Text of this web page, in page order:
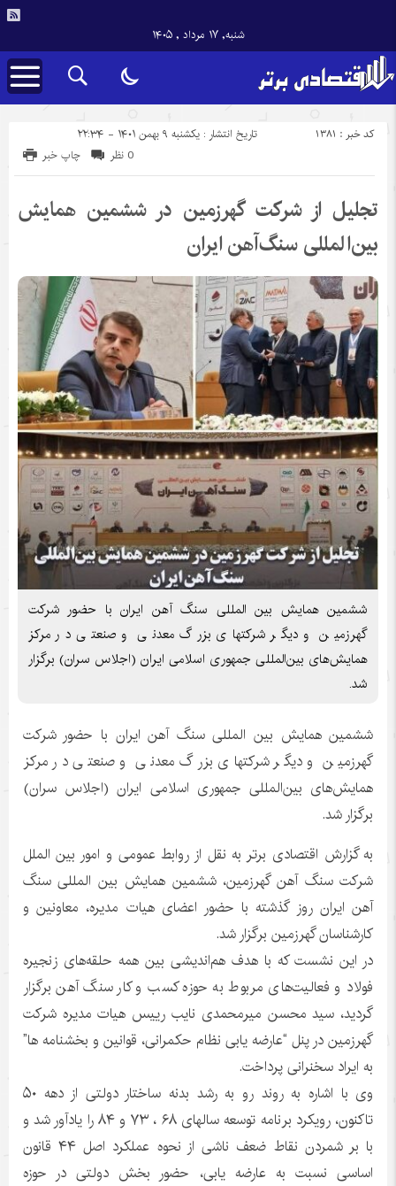
شنبه, ۱۷ مرداد , ۱۴۰۵
تاریخ انتشار : یکشنبه ۹ بهمن ۱۴۰۱ - ۲۲:۳۴ کد خبر : 1381
چاپ خبر 0 نظر
تجلیل از شرکت گهرزمین در ششمین همایش
بین‌المللی سنگ‌آهن ایران
ششمین همایش بین المللی سنگ آهن ایران با حضور شرکت
گهرزمین و دیگر شرکتهای بزرگ معدنی و صنعتی در مرکز
همایش‌های بین‌المللی جمهوری اسلامی ایران (اجلاس سران) برگزار
شد.
ششمین همایش بین المللی سنگ آهن ایران با حضور شرکت
گهرزمین و دیگر شرکتهای بزرگ معدنی و صنعتی در مرکز
همایش‌های بین‌المللی جمهوری اسلامی ایران (اجلاس سران)
برگزار شد.
به گزارش اقتصادی برتر به نقل از روابط عمومی و امور بین الملل
شرکت سنگ آهن گهرزمین، ششمین همایش بین المللی سنگ
آهن ایران روز گذشته با حضور اعضای هیات مدیره، معاونین و
کارشناسان گهرزمین برگزار شد.
در این نشست که با هدف هم‌اندیشی بین همه حلقه‌های زنجیره
فولاد و فعالیت‌های مربوط به حوزه کسب و کار سنگ آهن برگزار
گردید، سید محسن میرمحمدی نایب رییس هیات مدیره شرکت
گهرزمین در پنل “عارضه یابی نظام حکمرانی، قوانین و بخشنامه ها”
به ایراد سخنرانی پرداخت.
وی با اشاره به روند رو به رشد بدنه ساختار دولتی از دهه ۵۰
تاکنون، رویکرد برنامه توسعه سالهای ۶۸ ، ۷۳ و ۸۴ را یادآور شد و
با بر شمردن نقاط ضعف ناشی از نحوه عملکرد اصل ۴۴ قانون
اساسی نسبت به عارضه یابی، حضور بخش دولتی در حوزه